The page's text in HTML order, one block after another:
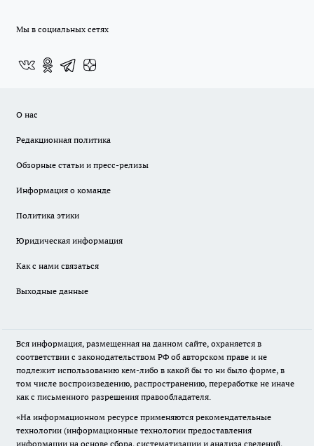
Мы в социальных сетях
О нас
Редакционная политика
Обзорные статьи и пресс-релизы
Информация о команде
Политика этики
Юридическая информация
Как с нами связаться
Выходные данные
Вся информация, размещенная на данном сайте, охраняется в
соответствии с законодательством РФ об авторском праве и не
подлежит использованию кем-либо в какой бы то ни было форме, в
том числе воспроизведению, распространению, переработке не иначе
как с письменного разрешения правообладателя.
«На информационном ресурсе применяются рекомендательные
технологии (информационные технологии предоставления
информации на основе сбора, систематизации и анализа сведений,